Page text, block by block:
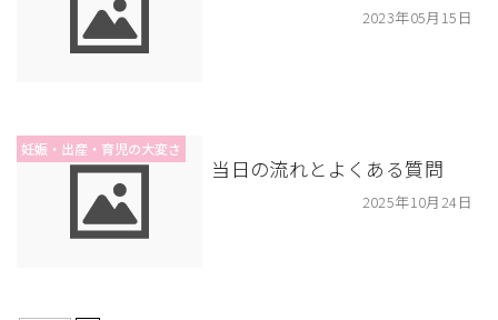
2023年05月15日
妊娠・出産・育児の大変さ
当日の流れとよくある質問
2025年10月24日